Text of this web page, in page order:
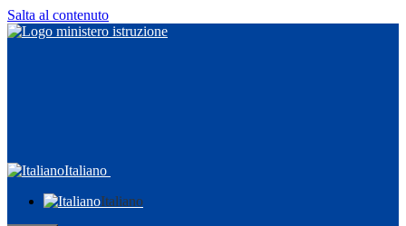
Salta al contenuto
Italiano
Italiano